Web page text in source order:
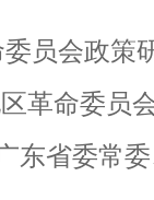
会政策
革命委员
省委常